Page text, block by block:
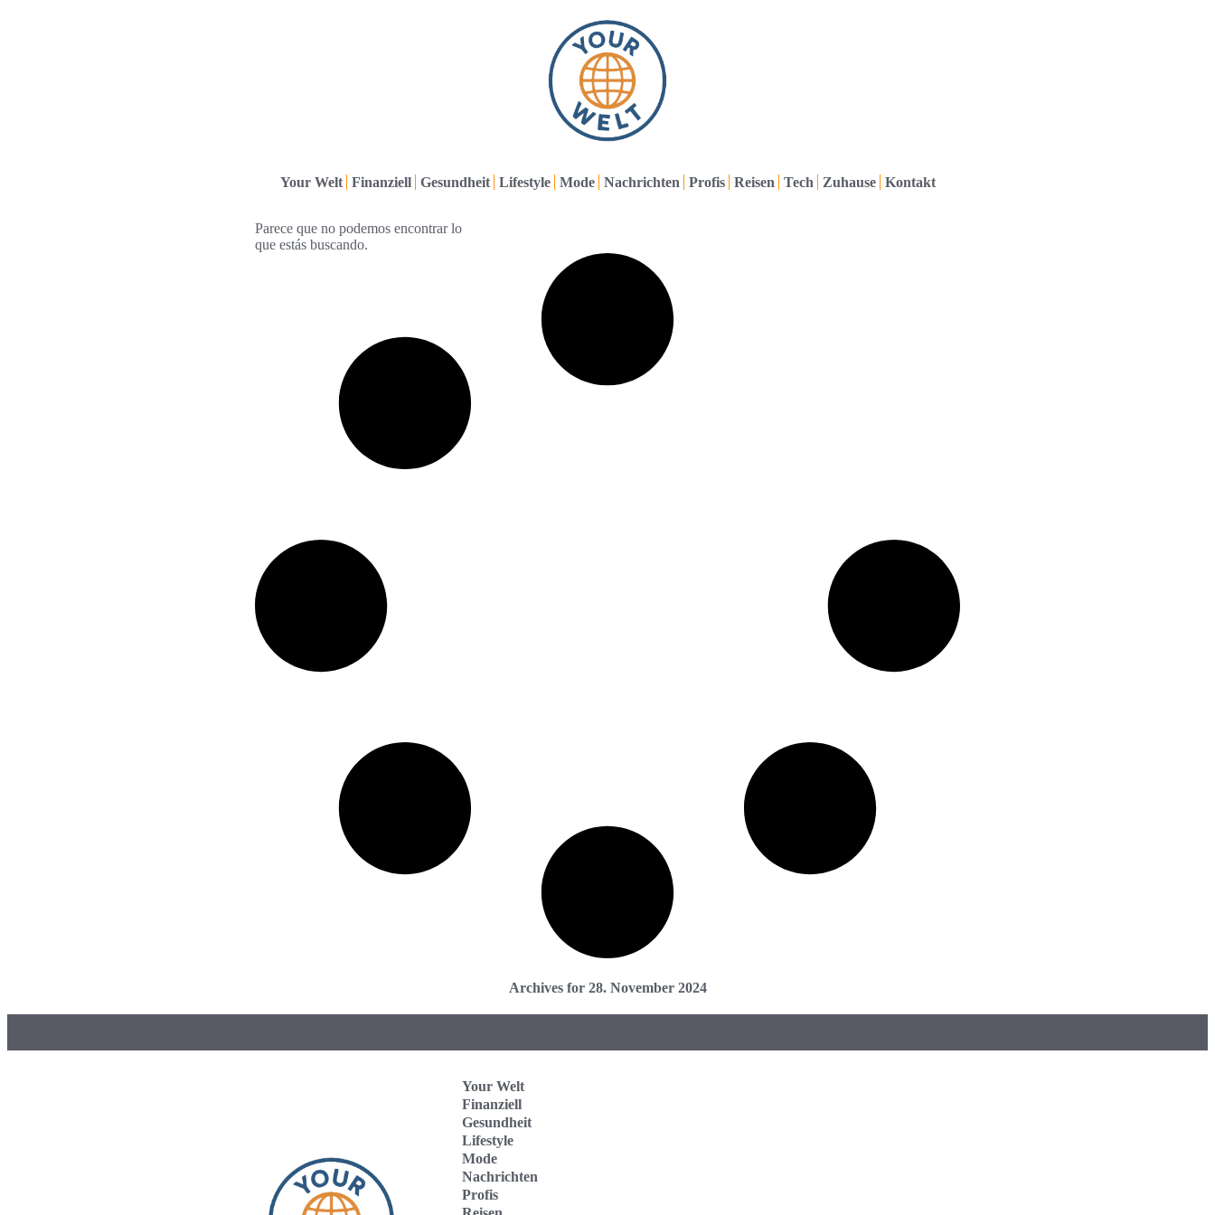
Your Welt Finanziell Gesundheit Lifestyle Mode Nachrichten Profis Reisen Tech Zuhause Kontakt
Parece que no podemos encontrar lo
que estás buscando.
Archives for 28. November 2024
Your Welt
Finanziell
Gesundheit
Lifestyle
Mode
Nachrichten
Profis